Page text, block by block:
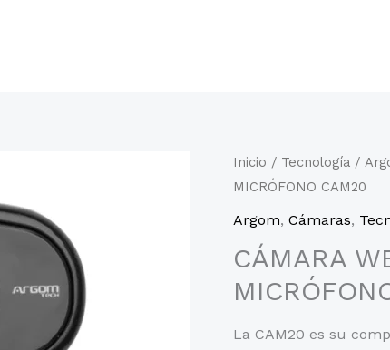
Inicio / Tecnología /
MICRÓFONO CAM20
Argom, Cámaras,
CÁMARA
La CAM20 es su